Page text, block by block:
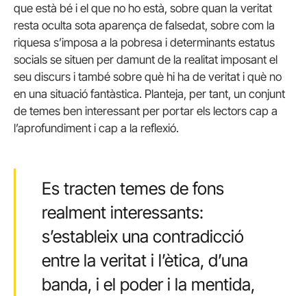
que està bé i el que no ho està, sobre quan la veritat
resta oculta sota aparença de falsedat, sobre com la
riquesa s’imposa a la pobresa i determinants estatus
socials se situen per damunt de la realitat imposant el
seu discurs i també sobre què hi ha de veritat i què no
en una situació fantàstica. Planteja, per tant, un conjunt
de temes ben interessant per portar els lectors cap a
l’aprofundiment i cap a la reflexió.
Es tracten temes de fons
realment interessants:
s’estableix una contradicció
entre la veritat i l’ètica, d’una
banda, i el poder i la mentida,